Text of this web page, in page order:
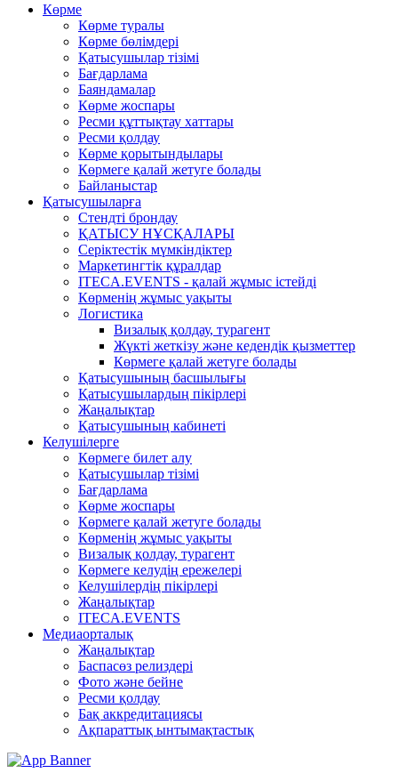
Көрме
Көрме туралы
Көрме бөлімдері
Қатысушылар тізімі
Бағдарлама
Баяндамалар
Көрме жоспары
Ресми құттықтау хаттары
Ресми қолдау
Көрме қорытындылары
Көрмеге қалай жетуге болады
Байланыстар
Қатысушыларға
Стендті брондау
ҚАТЫСУ НҰСҚАЛАРЫ
Серіктестік мүмкіндіктер
Маркетингтік құралдар
ITECA.EVENTS - қалай жұмыс істейді
Көрменің жұмыс уақыты
Логистика
Визалық қолдау, турагент
Жүкті жеткізу және кедендік қызметтер
Көрмеге қалай жетуге болады
Қатысушының басшылығы
Қатысушылардың пікірлері
Жаңалықтар
Қатысушының кабинеті
Келушілерге
Көрмеге билет алу
Қатысушылар тізімі
Бағдарлама
Көрме жоспары
Көрмеге қалай жетуге болады
Көрменің жұмыс уақыты
Визалық қолдау, турагент
Көрмеге келудің ережелері
Келушілердің пікірлері
Жаңалықтар
ITECA.EVENTS
Медиаорталық
Жаңалықтар
Баспасөз релиздері
Фото және бейне
Ресми қолдау
Бақ аккредитациясы
Ақпараттық ынтымақтастық